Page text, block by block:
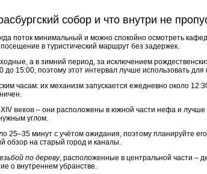
собор и что внутри не
поток минимальный и можно спокойно осмотреть
в туристический маршрут без задержек.
а в зимний период, за исключением
до 15:00, поэтому этот интервал лучше использовать
часам: их механизм запускается ежедневно около
веков – они расположены в южной части нефа и лучше
углом.
25–35 минут с учётом ожидания, поэтому планируйте
обзор на старый город и каналы.
по дереву, расположенные в центральной части –
о внутреннем убранстве.